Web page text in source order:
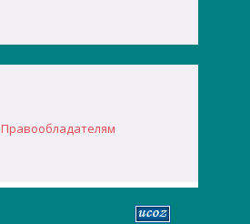
Правообладателям